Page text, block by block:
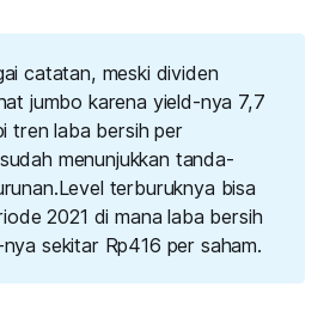
catatan, meski dividen
jumbo karena yield-nya 7,7
tren laba bersih per
menunjukkan tanda-
terburuknya bisa
2021 di mana laba bersih
sekitar Rp416 per saham.